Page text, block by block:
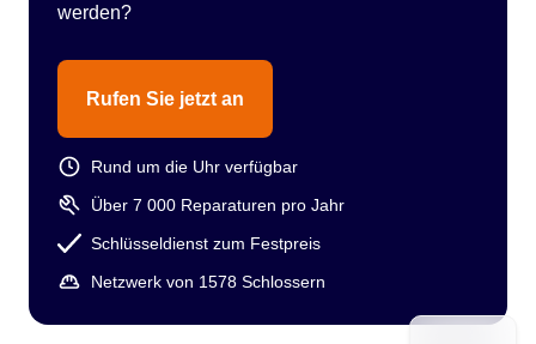
werden?
Rufen Sie jetzt an
Rund um die Uhr verfügbar
Über 7 000 Reparaturen pro Jahr
Schlüsseldienst zum Festpreis
Netzwerk von 1578 Schlossern